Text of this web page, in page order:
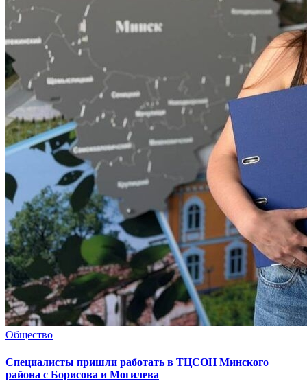
Общество
Специалисты пришли работать в ТЦСОН Минского
района с Борисова и Могилева